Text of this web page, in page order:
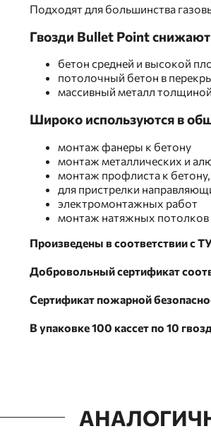
Подходят для большинства
Гвозди Bullet Point
бетон средней и высокой
потолочный бетон в
массивный металл
Широко используются в
монтаж фанеры к бетону
монтаж металлических и
монтаж профлиста к
для пристрелки
электромонтажных работ
монтаж натяжных
Произведены в соответствии с
Добровольный сертификат
Сертификат пожарной
В упаковке 100 кассет по 10